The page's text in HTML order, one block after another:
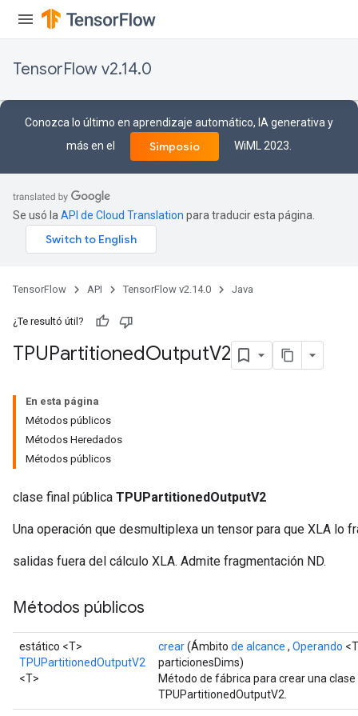
TensorFlow v2.14.0
Conozca lo último en aprendizaje automático, IA generativa y
más en el
Simposio WiML 2023.
Se usó la API de Cloud Translation para traducir esta página.
TensorFlow API TensorFlow v2.14.0 Java
¿Te resultó útil?
TPUPartitionedOutputV2
En esta página
Métodos públicos
Métodos Heredados
Métodos públicos
clase final pública TPUPartitionedOutputV2
Una operación que desmultiplexa un tensor para que XLA lo
salidas fuera del cálculo XLA. Admite fragmentación ND.
Métodos públicos
estático <T>
TPUPartitionedOutputV2
<T>
crear(Ámbito de alcance , Operando
particionesDims)
Método de fábrica para crear una
TPUPartitionedOutputV2.